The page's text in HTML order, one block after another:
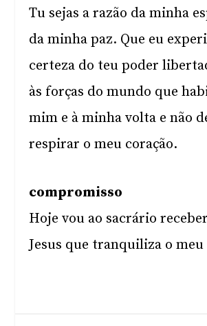
Tu sejas a razão da minha
da minha paz. Que eu
certeza do teu poder
às forças do mundo que
mim e à minha volta e não
respirar o meu coração.
compromisso
Hoje vou ao sacrário
Jesus que tranquiliza o meu